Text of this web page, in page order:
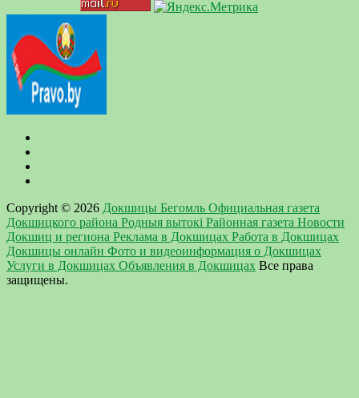
Copyright © 2026 Докшицы Бегомль Официальная газета
Докшицкого района Родныя вытокi Районная газета Новости
Докшиц и региона Реклама в Докшицах Работа в Докшицах
Докшицы онлайн Фото и видеоинформация о Докшицах
Услуги в Докшицах Объявления в Докшицах Все права
защищены.